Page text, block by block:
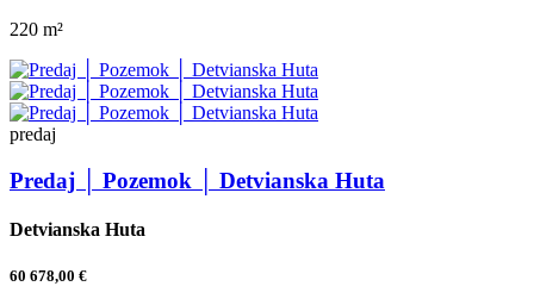
220 m²
predaj
Predaj │ Pozemok │ Detvianska Huta
Detvianska Huta
60 678,00 €